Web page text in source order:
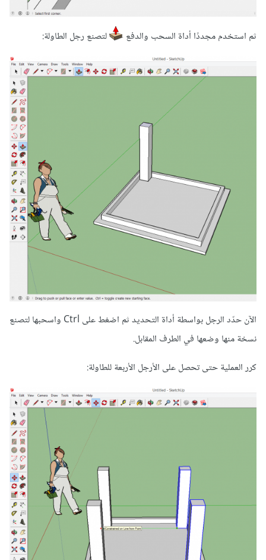
ثم استخدم مجددًا أداة السحب والدفع لتصنع رجل الطاولة:
الآن حدّد الرجل بواسطة أداة التحديد ثم اضغط على Ctrl واسحبها لتصنع
نسخة منها وضعها في الطرف المقابل.
كرر العملية حتى تحصل على الأرجل الأربعة للطاولة: